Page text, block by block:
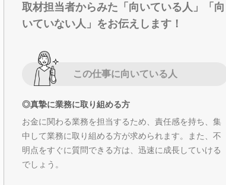
取材担当者からみた「向いている人」「向
いていない人」をお伝えします！
この仕事に向いている人
◎真摯に業務に取り組める方
お金に関わる業務を担当するため、責任感を持ち、集
中して業務に取り組める方が求められます。また、不
明点をすぐに質問できる方は、迅速に成長していける
でしょう。